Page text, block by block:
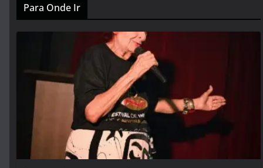
Para Onde Ir